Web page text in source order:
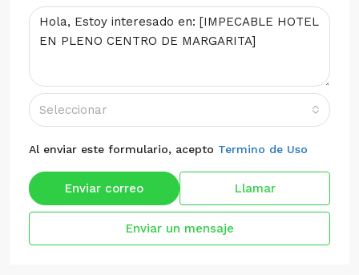
Seleccionar
Al enviar este formulario, acepto Termino de Uso
Enviar correo Llamar
Enviar un mensaje